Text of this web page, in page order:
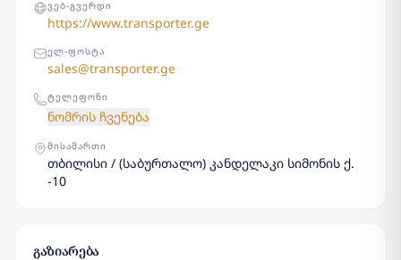
ᲕᲔᲑ-ᲒᲕᲔᲠᲓᲘ
https://www.transporter.ge
ᲔᲚ-ᲤᲝᲡᲢᲐ
sales@transporter.ge
ᲢᲔᲚᲔᲤᲝᲜᲘ
ნომრის ჩვენება
ᲛᲘᲡᲐᲛᲐᲠᲗᲘ
თბილისი / (საბურთალო) კანდელაკი სიმონის ქ.
-10
გაზიარება